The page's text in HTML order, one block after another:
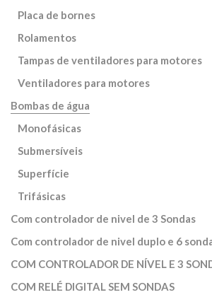
Placa de bornes
Rolamentos
Tampas de ventiladores para motores
Ventiladores para motores
Bombas de água
Monofásicas
Submersíveis
Superfície
Trifásicas
Com controlador de nivel de 3 Sondas
Com controlador de nivel duplo e 6
COM CONTROLADOR DE NÍVEL E 3
COM RELÉ DIGITAL SEM SONDAS